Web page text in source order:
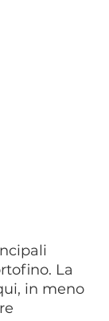
La
in meno